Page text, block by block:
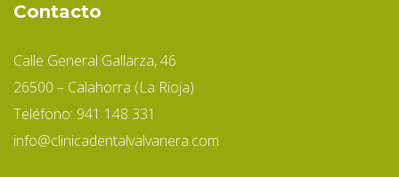
Contacto
Calle General Gallarza, 46
26500 – Calahorra (La Rioja)
Teléfono: 941 148 331
info@clinicadentalvalvanera.com